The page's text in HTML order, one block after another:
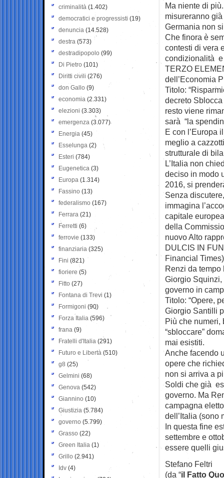
Ma niente di
misureranno
Germania non
Che finora è
contesti di vera
condizionalità e
TERZO
dell’Economia
Titolo:
decreto
resto viene
sarà “la
E con l’Europa
meglio a
strutturale di
L’Italia non
deciso in modo
2016, si
Senza
immagina
capitale
della
nuovo Alto
DULCIS IN
Financial
Renzi da
Giorgio
governo in
Titolo: “Opere,
Giorgio Santilli
Più che numeri,
“sbloccare”
mai esistiti.
Anche facendo
opere che
non si arriva a
Soldi che già
governo. Ma
campagna
dell’Italia (sono
In questa fine
settembre e
essere quelli
Stefano Feltri
(da “il Fatto
criminalità (1.402)
democratici e progressisti (19)
denuncia (14.528)
destra (573)
destradipopolo (99)
Di Pietro (101)
Diritti civili (276)
don Gallo (9)
economia (2.331)
elezioni (3.303)
emergenza (3.077)
Energia (45)
Esselunga (2)
Esteri (784)
Eugenetica (3)
Europa (1.314)
Fassino (13)
federalismo (167)
Ferrara (21)
Ferretti (6)
ferrovie (133)
finanziaria (325)
Fini (821)
fioriere (5)
Fitto (27)
Fontana di Trevi (1)
Formigoni (90)
Forza Italia (596)
frana (9)
Fratelli d'Italia (291)
Futuro e Libertà (510)
g8 (25)
Gelmini (68)
Genova (542)
Giannino (10)
Giustizia (5.784)
governo (5.799)
Grasso (22)
Green Italia (1)
Grillo (2.941)
Idv (4)